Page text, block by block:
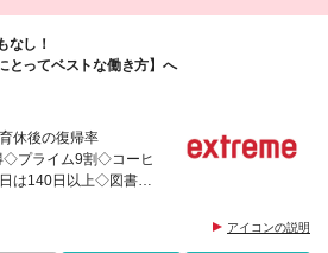
なし！
とってベストな働き方】へ
休後の復帰率
◇プライム9割◇コーヒ
は140日以上◇図書購
アイコンの説明